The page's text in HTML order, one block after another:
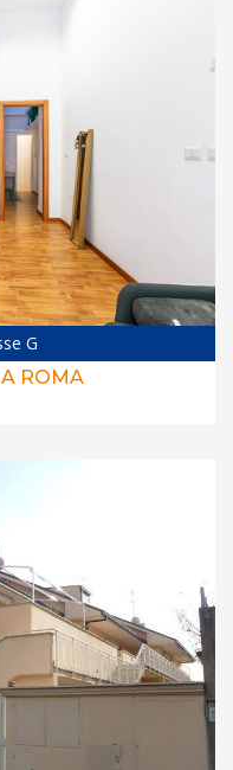
G
ROMA